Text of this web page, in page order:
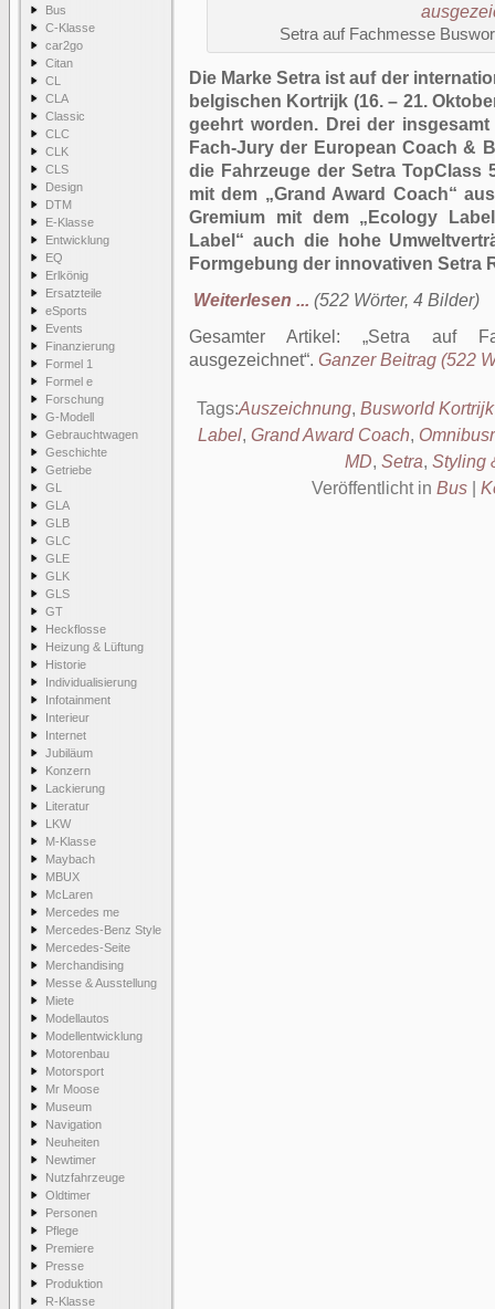
Bus
C-Klasse
car2go
Citan
CL
CLA
Classic
CLC
CLK
CLS
Design
DTM
E-Klasse
Entwicklung
EQ
Erlkönig
Ersatzteile
eSports
Events
Finanzierung
Formel 1
Formel e
Forschung
G-Modell
Gebrauchtwagen
Geschichte
Getriebe
GL
GLA
GLB
GLC
GLE
GLK
GLS
GT
Heckflosse
Heizung & Lüftung
Historie
Individualisierung
Infotainment
Interieur
Internet
Jubiläum
Konzern
Lackierung
Literatur
LKW
M-Klasse
Maybach
MBUX
McLaren
Mercedes me
Mercedes-Benz Style
Mercedes-Seite
Merchandising
Messe & Ausstellung
Miete
Modellautos
Modellentwicklung
Motorenbau
Motorsport
Mr Moose
Museum
Navigation
Neuheiten
Newtimer
Nutzfahrzeuge
Oldtimer
Personen
Pflege
Premiere
Presse
Produktion
R-Klasse
Setra auf Fachmesse
Die Marke Setra ist auf der
belgischen Kortrijk (16. – 21.
geehrt worden. Drei der
Fach-Jury der European Coach &
die Fahrzeuge der Setra TopClass
mit dem „Grand Award Coach“
Gremium mit dem „Ecology
Label“ auch die hohe
Formgebung der innovativen Setra
Weiterlesen ... (522 Wörter, 4 Bilder)
Gesamter Artikel:
Setra auf
ausgezeichnet . Ganzer Beitrag (522
Tags:Auszeichnung, Busworld
Label, Grand Award Coach,
MD, Setra, Styling
Veröffentlicht in Bus|